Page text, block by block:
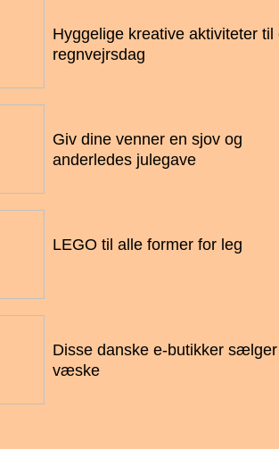
Hyggelige kreative aktiviteter til
regnvejrsdag
Giv dine venner en sjov og
anderledes julegave
LEGO til alle former for leg
Disse danske e-butikker
væske